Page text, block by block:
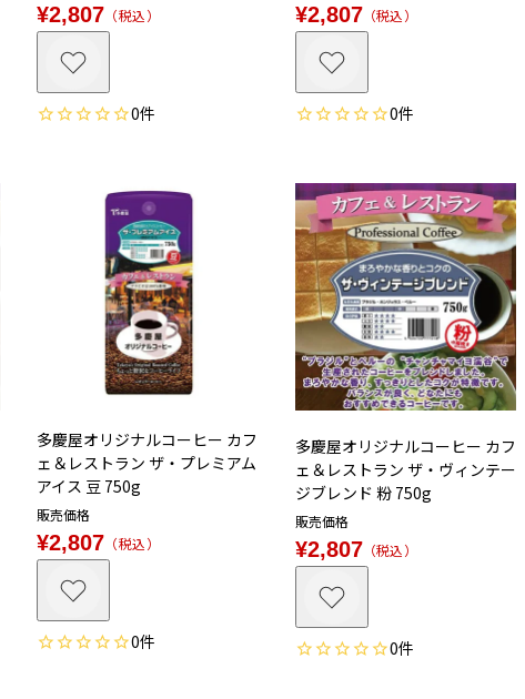
¥2,807 税込
0
¥2,807 税込
0
多慶屋オリジナルコーヒー カフ
ェ＆レストラン ザ・プレミアム
アイス 豆 750g
販売価格
¥2,807 税込
0
多慶屋オリジナルコーヒー カフ
ェ＆レストラン ザ・ヴィンテー
ジブレンド 粉 750g
販売価格
¥2,807 税込
0